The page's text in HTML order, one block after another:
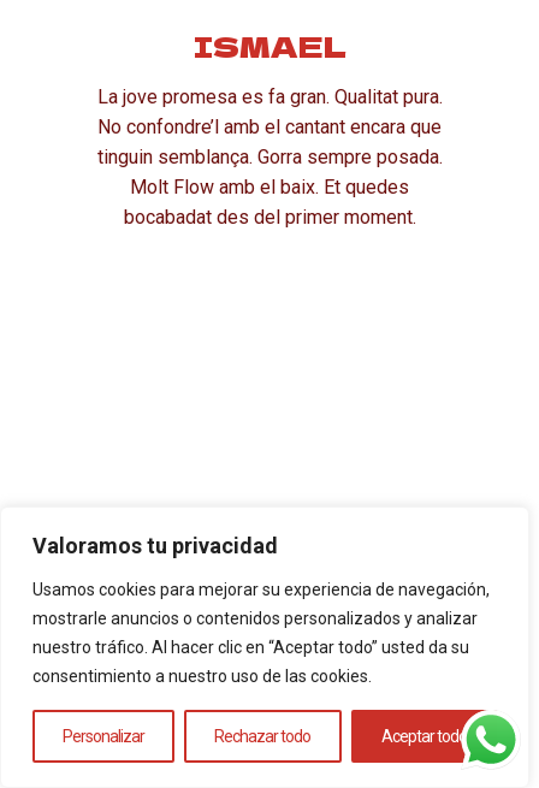
Valoramos tu privacidad
Usamos cookies para mejorar su experiencia de navegación,
mostrarle anuncios o contenidos personalizados y analizar
nuestro tráfico. Al hacer clic en “Aceptar todo” usted da su
consentimiento a nuestro uso de las cookies.
Personalizar Rechazar todo Aceptar todo
ISMAEL
La jove promesa es fa gran. Qualitat pura.
No confondre’l amb el cantant encara que
tinguin semblança. Gorra sempre posada.
Molt Flow amb el baix. Et quedes
bocabadat des del primer moment.
DANI
El pols de la banda, el gran fitxatge del
grup. El primer en arribar i el darrer en anar-
soroll i el que parla menys. Sempre
carregat amb molts paquets. Les mata